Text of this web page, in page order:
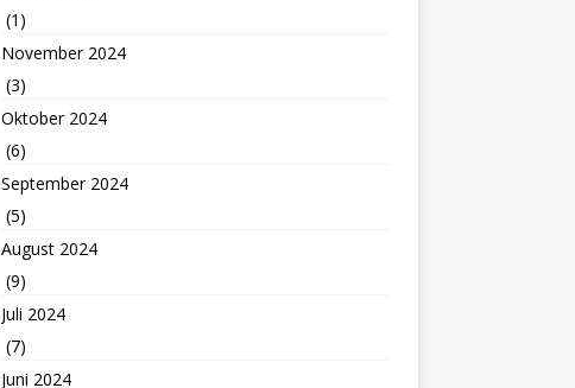
(1)
November 2024
(3)
Oktober 2024
(6)
September 2024
(5)
August 2024
(9)
Juli 2024
(7)
Juni 2024